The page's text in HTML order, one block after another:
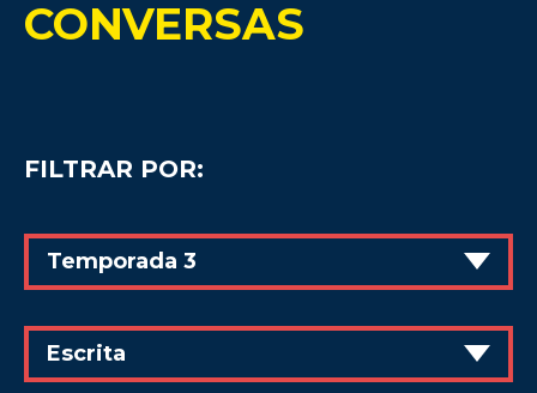
CONVERSAS
FILTRAR POR:
Temporada 3
Escrita